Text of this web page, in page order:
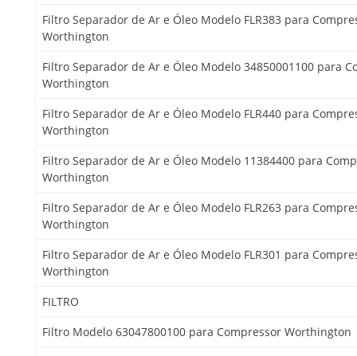
Filtro Separador de Ar e Óleo Modelo FLR383 para
Worthington
Filtro Separador de Ar e Óleo Modelo 34850001100 para
Worthington
Filtro Separador de Ar e Óleo Modelo FLR440 para
Worthington
Filtro Separador de Ar e Óleo Modelo 11384400 para
Worthington
Filtro Separador de Ar e Óleo Modelo FLR263 para
Worthington
Filtro Separador de Ar e Óleo Modelo FLR301 para
Worthington
FILTRO
Filtro Modelo 63047800100 para Compressor Worthington